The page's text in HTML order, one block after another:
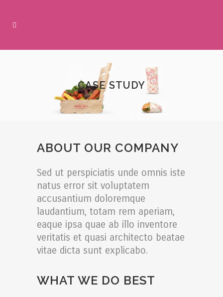
CASE STUDY
ABOUT OUR COMPANY
Sed ut perspiciatis unde omnis iste
natus error sit voluptatem
accusantium doloremque
laudantium, totam rem aperiam,
eaque ipsa quae ab illo inventore
veritatis et quasi architecto beatae
vitae dicta sunt explicabo.
WHAT WE DO BEST